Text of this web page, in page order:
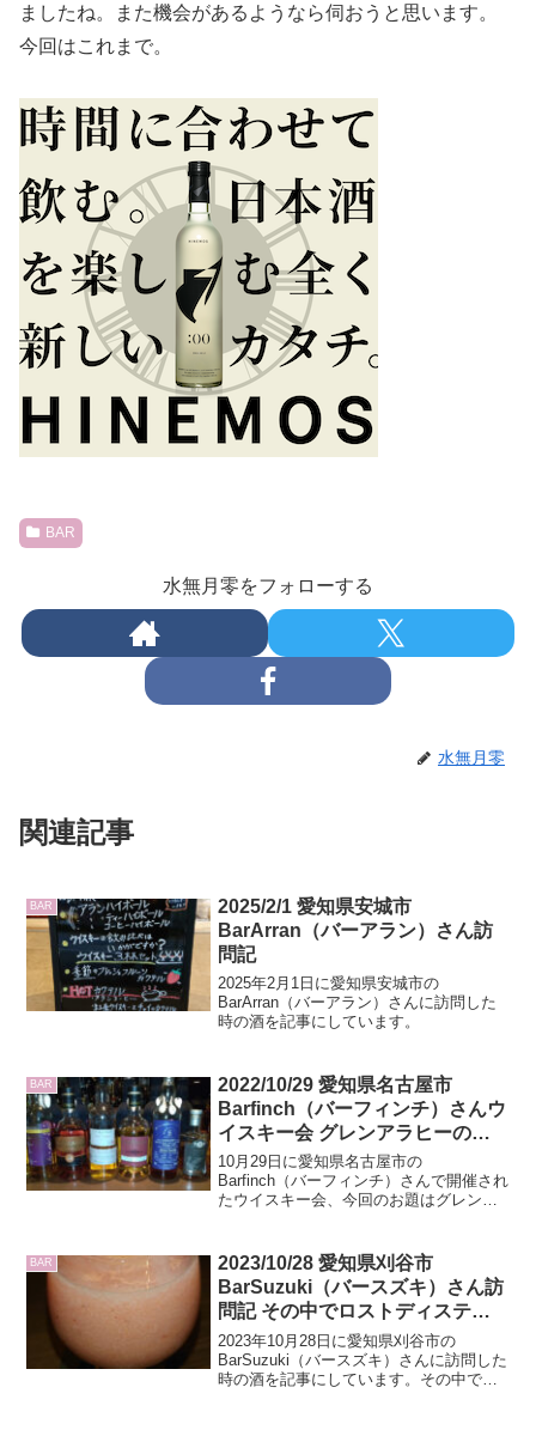
ましたね。また機会があるようなら伺おうと思います。
今回はこれまで。
BAR
水無月零をフォローする
水無月零
関連記事
BAR
2025/2/1 愛知県安城市
BarArran（バーアラン）さん訪
問記
2025年2月1日に愛知県安城市の
BarArran（バーアラン）さんに訪問した
時の酒を記事にしています。
BAR
2022/10/29 愛知県名古屋市
Barfinch（バーフィンチ）さんウ
イスキー会 グレンアラヒーの会
に参加してきました
10月29日に愛知県名古屋市の
Barfinch（バーフィンチ）さんで開催され
たウイスキー会、今回のお題はグレンア
BAR
2023/10/28 愛知県刈谷市
BarSuzuki（バースズキ）さん訪
問記 その中でロストディスティ
ラリーシリーズのダラルーアンの
レビューもあり
2023年10月28日に愛知県刈谷市の
BarSuzuki（バースズキ）さんに訪問した
時の酒を記事にしています。その中でロ